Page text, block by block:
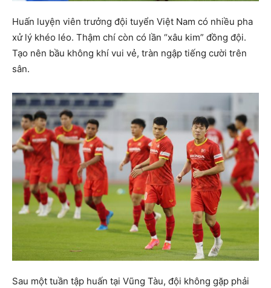
Huấn luyện viên trưởng đội tuyển Việt Nam có nhiều pha
xử lý khéo léo. Thậm chí còn có lần “xâu kim” đồng đội.
Tạo nên bầu không khí vui vẻ, tràn ngập tiếng cười trên
sân.
Sau một tuần tập huấn tại Vũng Tàu, đội không gặp phải